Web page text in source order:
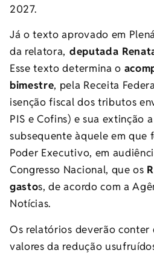
2027.
Já o texto aprovado em
da relatora, deputada
Esse texto determina o
bimestre, pela Receita
isenção fiscal dos tributos
PIS eCofins) e sua extinção
subsequente àquele em que
Poder Executivo, em
Congresso Nacional, que os
gastos, de acordo com a
Notícias.
Os relatórios deverão conter
valores da redução